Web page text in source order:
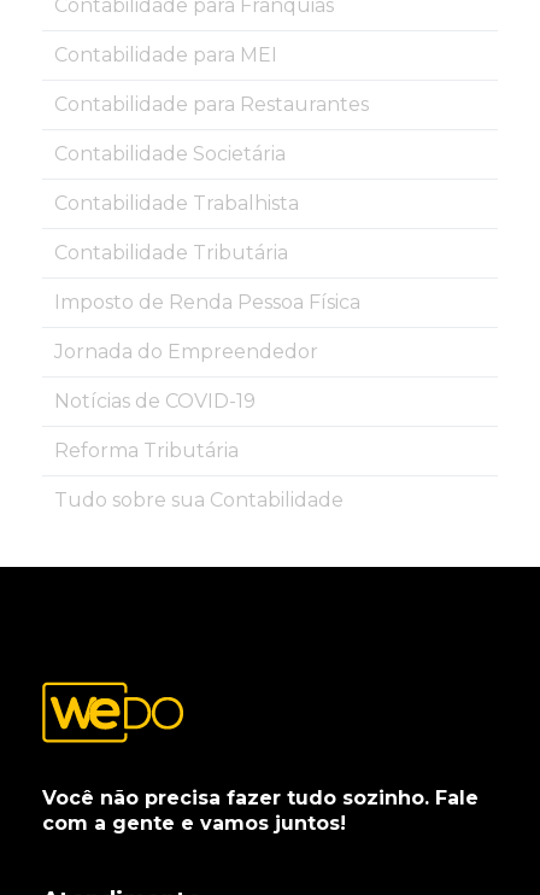
Contabilidade para Franquias
Contabilidade para MEI
Contabilidade para Restaurantes
Contabilidade Societária
Contabilidade Trabalhista
Contabilidade Tributária
Imposto de Renda Pessoa Física
Jornada do Empreendedor
Notícias de COVID-19
Reforma Tributária
Tudo sobre sua Contabilidade
Você não precisa fazer tudo sozinho. Fale
com a gente e vamos juntos!